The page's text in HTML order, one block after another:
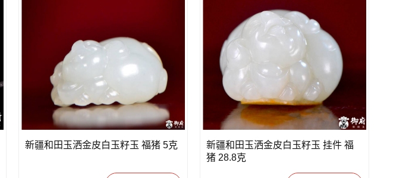
新疆和田玉洒金皮白玉籽玉 福猪 5克
新疆和田玉洒金皮白玉籽玉 挂件 福
猪 28.8克